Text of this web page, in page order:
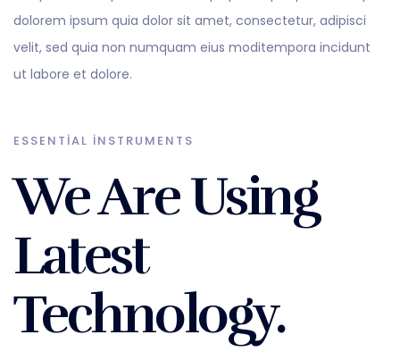
dolorem ipsum quia dolor sit amet, consectetur, adipisci
velit, sed quia non numquam eius moditempora incidunt
ut labore et dolore.
ESSENTIAL INSTRUMENTS
We Are Using
Latest
Technology.